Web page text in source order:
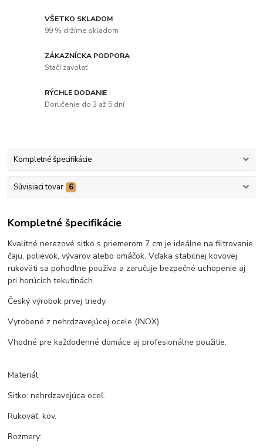
VŠETKO SKLADOM
99 % držíme skladom
ZÁKAZNÍCKA PODPORA
Stačí zavolať
RÝCHLE DODANIE
Doručenie do 3 až 5 dní
Kompletné špecifikácie
Súvisiaci tovar 6
Kompletné špecifikácie
Kvalitné nerezové sitko s priemerom 7 cm je ideálne na filtrovanie
čaju, polievok, vývarov alebo omáčok. Vďaka stabilnej kovovej
rukoväti sa pohodlne používa a zaručuje bezpečné uchopenie aj
pri horúcich tekutinách.
Český výrobok prvej triedy.
Vyrobené z nehrdzavejúcej ocele (INOX).
Vhodné pre každodenné domáce aj profesionálne použitie.
Materiál:
Sitko: nehrdzavejúca oceľ.
Rukoväť: kov.
Rozmery: